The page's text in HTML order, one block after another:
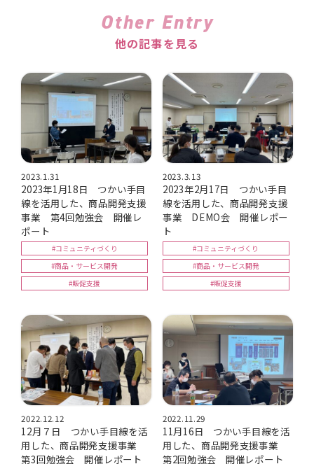
Other Entry
他の記事を見る
2023.1.31
2023年1月18日 つかい手目
線を活用した、商品開発支援
事業 第4回勉強会 開催レ
ポート
#コミュニティづくり
#商品・サービス開発
#販促支援
2023.3.13
2023年2月17日 つかい手目
線を活用した、商品開発支援
事業 DEMO会 開催レポー
ト
#コミュニティづくり
#商品・サービス開発
#販促支援
2022.12.12
12月７日 つかい手目線を活
用した、商品開発支援事業
第3回勉強会 開催レポート
2022.11.29
11月16日 つかい手目線を活
用した、商品開発支援事業
第2回勉強会 開催レポート